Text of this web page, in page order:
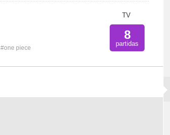
#one piece
TV
8
partidas